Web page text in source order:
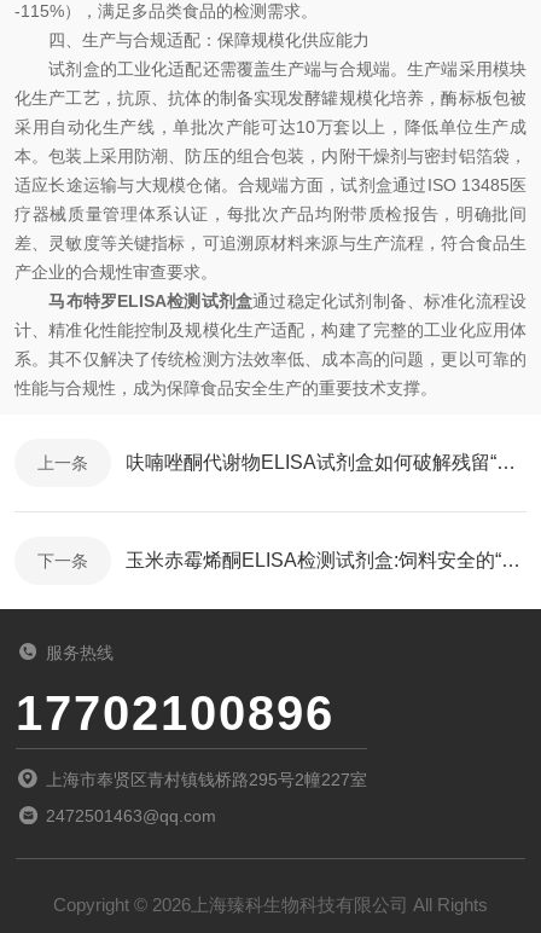
-115%），满足多品类食品的检测需求。
四、生产与合规适配：保障规模化供应能力
试剂盒的工业化适配还需覆盖生产端与合规端。生产端采用模块
化生产工艺，抗原、抗体的制备实现发酵罐规模化培养，酶标板包被
采用自动化生产线，单批次产能可达10万套以上，降低单位生产成
本。包装上采用防潮、防压的组合包装，内附干燥剂与密封铝箔袋，
适应长途运输与大规模仓储。合规端方面，试剂盒通过ISO 13485医
疗器械质量管理体系认证，每批次产品均附带质检报告，明确批间
差、灵敏度等关键指标，可追溯原材料来源与生产流程，符合食品生
产企业的合规性审查要求。
马布特罗ELISA检测试剂盒通过稳定化试剂制备、标准化流程设
计、精准化性能控制及规模化生产适配，构建了完整的工业化应用体
系。其不仅解决了传统检测方法效率低、成本高的问题，更以可靠的
性能与合规性，成为保障食品安全生产的重要技术支撑。
上一条 呋喃唑酮代谢物ELISA试剂盒如何破解残留“超标难题”？
下一条 玉米赤霉烯酮ELISA检测试剂盒:饲料安全的“隐形卫士”
服务热线
17702100896
上海市奉贤区青村镇钱桥路295号2幢227室
2472501463@qq.com
Copyright © 2026上海臻科生物科技有限公司 All Rights